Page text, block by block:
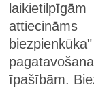
īpašībām.